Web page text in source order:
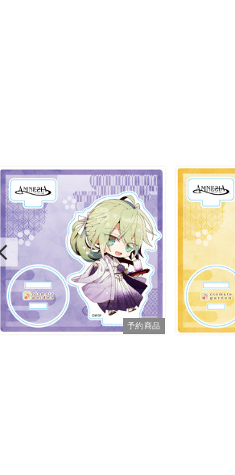
予約商品